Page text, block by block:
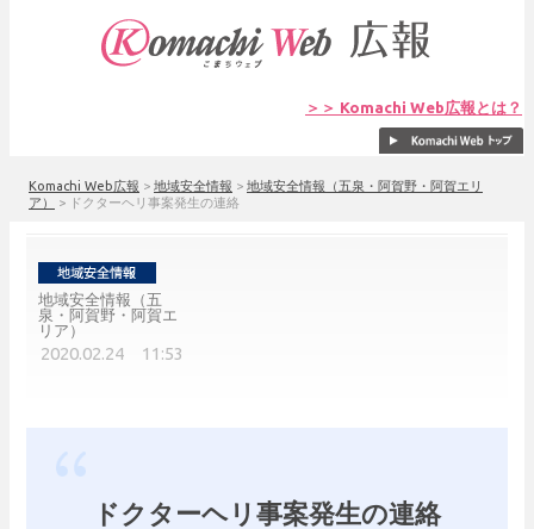
＞＞ Komachi Web広報とは？
Komachi Web広報 > 地域安全情報 > 地域安全情報（五泉・阿賀野・阿賀エリ
ア）
> ドクターヘリ事案発生の連絡
地域安全情報（五
泉・阿賀野・阿賀エ
リア）
2020.02.24 11:53
ドクターヘリ事案発生の連絡